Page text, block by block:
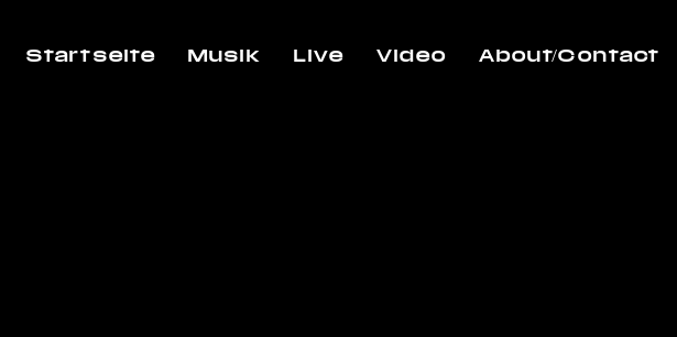
Startseite Musik Live Video About/Contact